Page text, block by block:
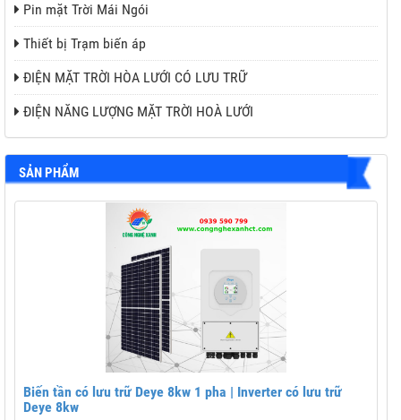
Pin mặt Trời Mái Ngói
Thiết bị Trạm biến áp
ĐIỆN MẶT TRỜI HÒA LƯỚI CÓ LƯU TRỮ
ĐIỆN NĂNG LƯỢNG MẶT TRỜI HOÀ LƯỚI
SẢN PHẨM
Biến tần có lưu trữ Deye 8kw 1 pha | Inverter có lưu trữ
Deye 8kw